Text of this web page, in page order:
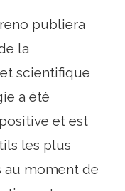
publiera
la
scientifique
a été
et est
les plus
au moment de